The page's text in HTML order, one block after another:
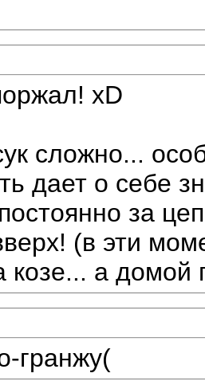
xD
сложно...
дает о себе
за
(в эти
козе... а
гранжу(